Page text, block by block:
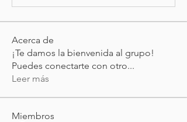
Acerca de
¡Te damos la bienvenida al grupo!
Puedes conectarte con otro...
Leer más
Miembros